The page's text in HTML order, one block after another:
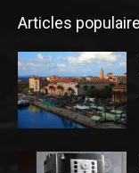
Articles